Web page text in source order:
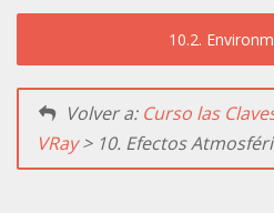
10.2.
Volver a: Curso las
VRay> 10. Efectos